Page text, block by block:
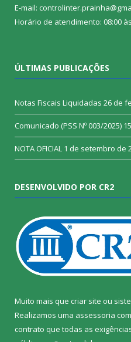
E-mail:
Horário de atendimento: 08:00
ÚLTIMAS PUBLICAÇÕES
Notas Fiscais Liquidadas 26 de
Comunicado (PSS Nº 003/2025)
NOTA OFICIAL 1 de setembro de
DESENVOLVIDO POR CR2
Muito mais que criar site ou
Realizamos uma assessoria
contrato que todas as